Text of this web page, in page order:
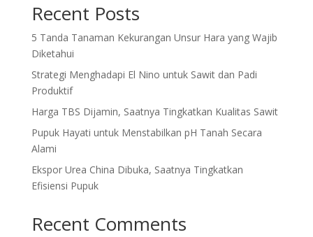
Recent Posts
5 Tanda Tanaman Kekurangan Unsur Hara yang Wajib
Diketahui
Strategi Menghadapi El Nino untuk Sawit dan Padi
Produktif
Harga TBS Dijamin, Saatnya Tingkatkan Kualitas Sawit
Pupuk Hayati untuk Menstabilkan pH Tanah Secara
Alami
Ekspor Urea China Dibuka, Saatnya Tingkatkan
Efisiensi Pupuk
Recent Comments